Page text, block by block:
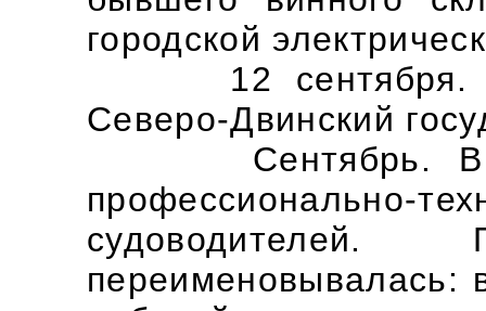
городской
12 сентября. В
Северо-Двинский
Сентябрь. В
судоводителей.
переименовывалась: